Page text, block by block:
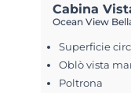
Cabina
Ocean View
Superficie
Oblò vista
Poltrona